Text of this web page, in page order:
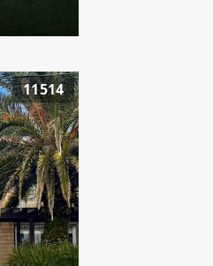
11514